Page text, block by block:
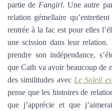
partie deFangirl. Une autre
relation gémellaire
rentrée à la fac est pour elles
une scission dans leur
prendre son indépendance,
que Cath va avoir beaucoup de
des similitudes avec Le Soleil
pense que les histoires de
que j’apprécie et que